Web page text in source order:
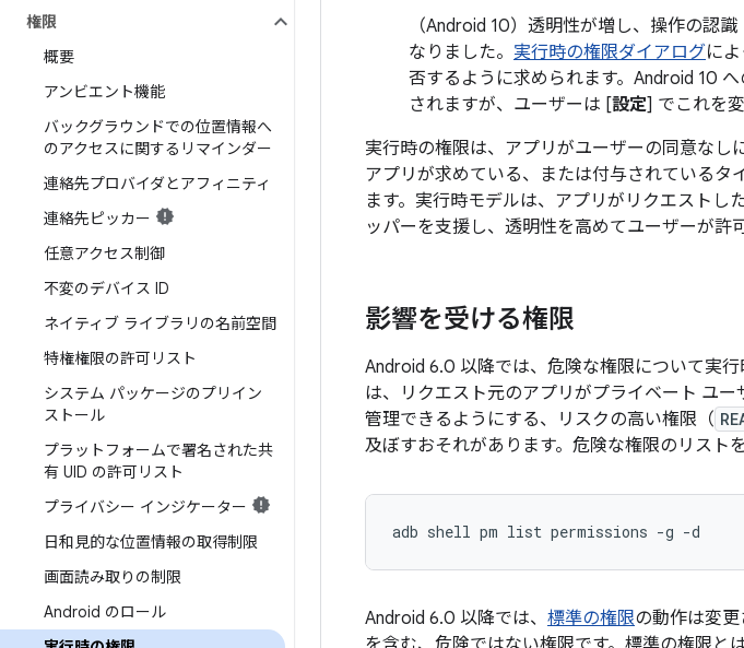
権限
概要
アンビエント機能
バックグラウンドでの位置情報へ
のアクセスに関するリマインダー
連絡先プロバイダとアフィニティ
連絡先ピッカー
任意アクセス制御
不変のデバイス ID
ネイティブ ライブラリの名前空間
特権権限の許可リスト
システム パッケージのプリイン
ストール
プラットフォームで署名された共
有 UID の許可リスト
プライバシー インジケーター
日和見的な位置情報の取得制限
画面読み取りの制限
Android のロール
（Android 10）透明性が増し、操作の認
なりました。 実行時の権限ダイアログに
否するように求められます。Android 10
されますが、ユーザーは [設定] でこれを変
実行時の権限は、アプリがユーザーの同意なし
アプリが求めている、または付与されている
ます。実行時モデルは、アプリがリクエスト
ッパーを支援し、透明性を高めてユーザーが許
影響を受ける権限
Android 6.0 以降では、危険な権限について実
は、リクエスト元のアプリがプライベート ユ
管理できるようにする、リスクの高い権限（
及ぼすおそれがあります。危険な権限のリスト
adb shell pm list permissions -g -d
Android 6.0 以降では、 標準の権限の動作は変